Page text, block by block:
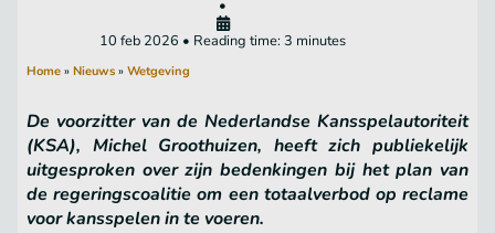
•
10 feb 2026 • Reading time: 3 minutes
Home » Nieuws » Wetgeving
De voorzitter van de Nederlandse Kansspelautoriteit
(KSA), Michel Groothuizen, heeft zich publiekelijk
uitgesproken over zijn bedenkingen bij het plan van
de regeringscoalitie om een totaalverbod op reclame
voor kansspelen in te voeren.